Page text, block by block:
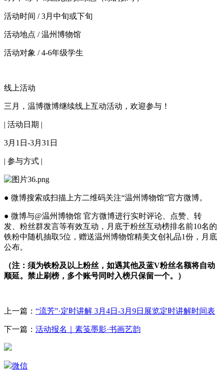
活动时间 / 3月中旬或下旬
活动地点 / 温州博物馆
活动对象 / 4-6年级学生
线上活动
三月，温博微博继续线上互动活动，欢迎参与！
| 活动日期 |
3月1日-3月31日
| 参与方式 |
● 微博搜索或扫描上方二维码关注“温州博物馆”官方微博。
● 微博与@温州博物馆 官方微博进行实时评论、点赞、转
发、粉丝群发言等有效互动，月底于粉丝互动榜排名前10名的
铁粉中随机抽取5位，赠送温州博物馆精美文创礼品1份，月底
公布。
（注：须为铁粉及以上粉丝，如遇其他及蓝V粉丝名额将自动
顺延。禁止刷榜，多个账号同时入榜只保留一个。）
上一篇： “流芳”·定时讲解 3月4日-3月9日展览定时讲解时间表
下一篇： 活动报名｜素笺墨影·书画艺韵
微信